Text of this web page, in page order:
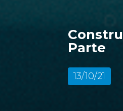
Parte
13/10/21